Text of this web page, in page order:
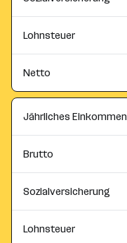
Lohnsteuer
Netto
Jährliches Einkommen
Brutto
Sozialversicherung
Lohnsteuer